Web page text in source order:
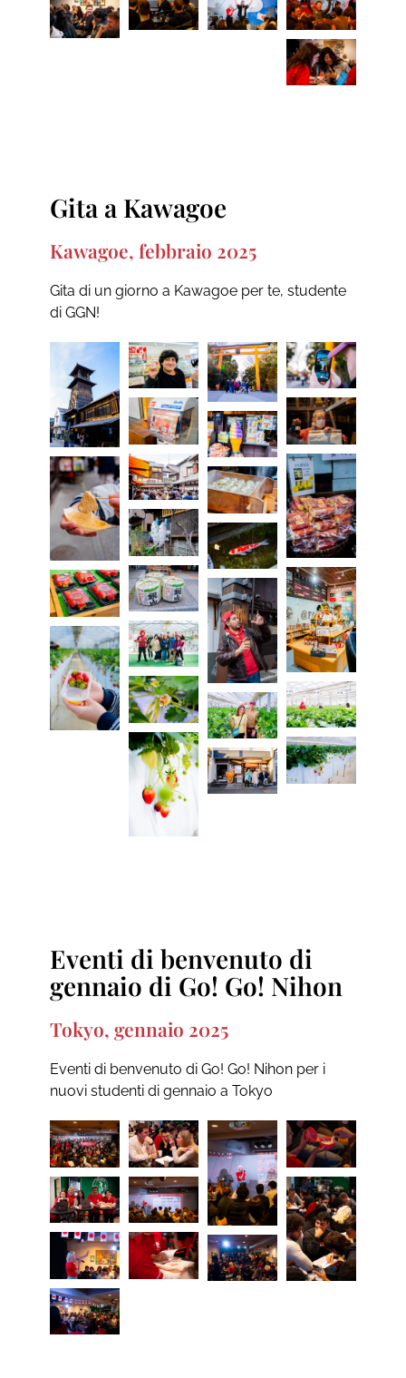
Gita a Kawagoe
Kawagoe, febbraio 2025
Gita di un giorno a Kawagoe per te, studente
di GGN!
Eventi di benvenuto di
gennaio di Go! Go! Nihon
Tokyo, gennaio 2025
Eventi di benvenuto di Go! Go! Nihon per i
nuovi studenti di gennaio a Tokyo